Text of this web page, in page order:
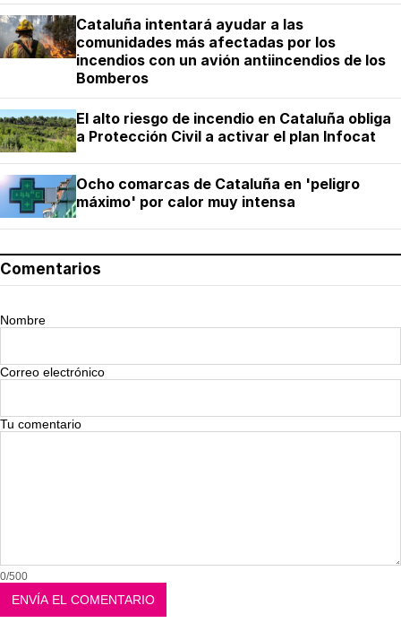
Cataluña intentará ayudar a las
comunidades más afectadas por los
incendios con un avión antiincendios de los
Bomberos
El alto riesgo de incendio en Cataluña obliga
a Protección Civil a activar el plan Infocat
Ocho comarcas de Cataluña en 'peligro
máximo' por calor muy intensa
Comentarios
Nombre
Correo electrónico
Tu comentario
0/500